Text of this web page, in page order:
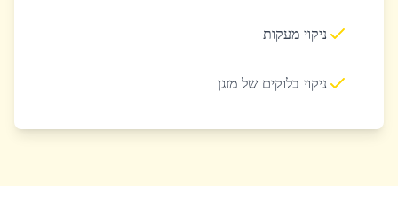
ניקוי מעקות
ניקוי בלוקים של מזגן